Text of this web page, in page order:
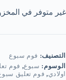
غير متوفر في
التصنيف: فوم سبوع
الوسوم: سبوع, فوم
اولادي, فوم تعليق